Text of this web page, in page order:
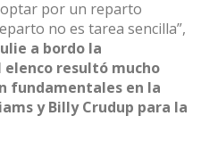
por un reparto
no es tarea sencilla”,
a bordo la
resultó mucho
fundamentales en la
y Billy Crudup para la